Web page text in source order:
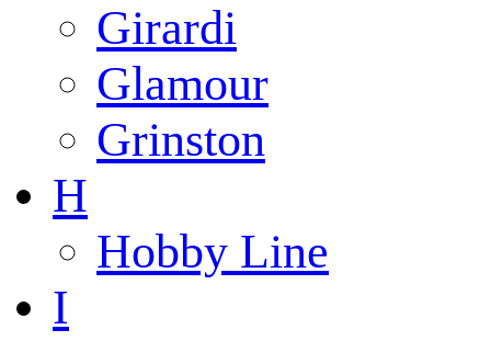
Girardi
Glamour
Grinston
H
Hobby Line
I